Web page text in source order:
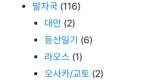
발자국 (116)
대만 (2)
등산일기 (6)
라오스 (1)
오사카/교토 (2)